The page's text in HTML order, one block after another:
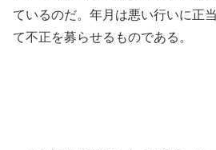
ているのだ。年月は悪い行いに正
て不正を募らせるものである。